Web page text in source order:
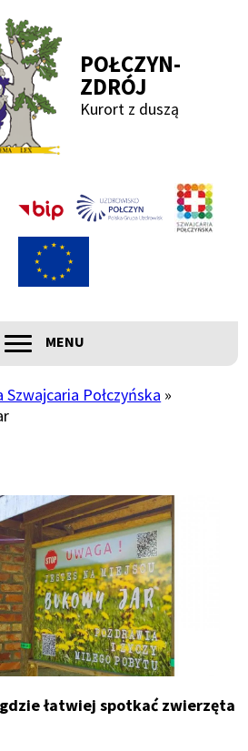
POŁCZYN-
ZDRÓJ
Kurort z duszą
ROZWIŃ
MENU
Szwajcaria Połczyńska
łatwiej spotkać zwierzęta